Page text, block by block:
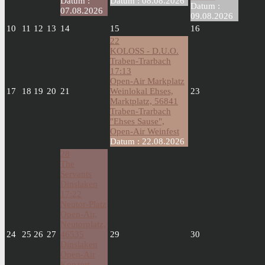
07.08.2026
Datum :
09.08.2026
10
11 12 13 14 15 16
17 18 19 20 21
22
KOLOSS - D.U.O.
Traben-Trarbach
17:13
Open-Air Markplatz
Weinlokal Ehses,
Marktplatz, 56841
Traben-Trarbach
"Ehses Sause",
Open-Air Weinfest
Datum : 22.08.2026
23
24 25 26 27
28
Servants
Dinslaken
17:22
Open-Air,
Dinslaken
Open-Air
29 30